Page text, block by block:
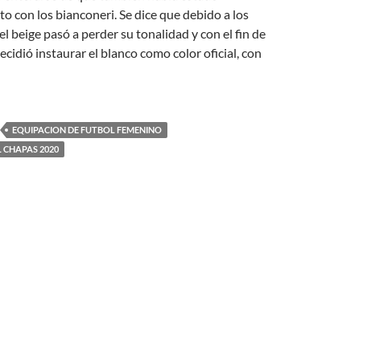
con los bianconeri. Se dice que debido a los
beige pasó a perder su tonalidad y con el fin de
instaurar el blanco como color oficial, con
EQUIPACION DE FUTBOL FEMENINO
CHAPAS 2020